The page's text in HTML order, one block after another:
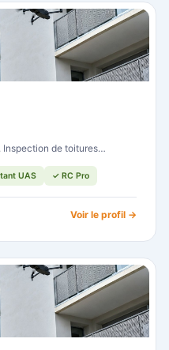
Inspection de bâtiments / façades , Inspection de toitures…
UAS ✓ RC Pro
Voir le profil →